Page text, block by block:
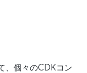
個々のCDKコン